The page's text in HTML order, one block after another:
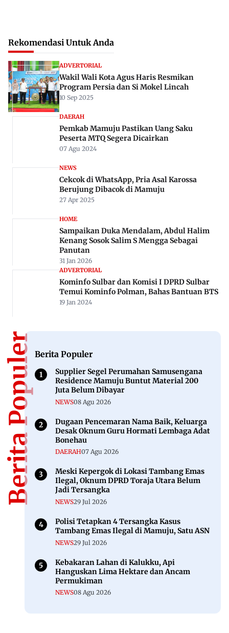
Rekomendasi Untuk Anda
ADVERTORIAL
Wakil Wali Kota Agus Haris Resmikan
Program Persia dan Si Mokel Lincah
10 Sep 2025
DAERAH
Pemkab Mamuju Pastikan Uang Saku
Peserta MTQ Segera Dicairkan
07 Agu 2024
NEWS
Cekcok di WhatsApp, Pria Asal Karossa
Berujung Dibacok di Mamuju
27 Apr 2025
HOME
Sampaikan Duka Mendalam, Abdul Halim
Kenang Sosok Salim S Mengga Sebagai
Panutan
31 Jan 2026
ADVERTORIAL
Kominfo Sulbar dan Komisi I DPRD Sulbar
Temui Kominfo Polman, Bahas Bantuan BTS
19 Jan 2024
Berita PopulerBerita Populer
Supplier Segel Perumahan Samusengana
Residence Mamuju Buntut Material 200
Juta Belum Dibayar
NEWS08 Agu 2026
Dugaan Pencemaran Nama Baik, Keluarga
Desak Oknum Guru Hormati Lembaga Adat
Bonehau
DAERAH07 Agu 2026
Meski Kepergok di Lokasi Tambang Emas
Ilegal, Oknum DPRD Toraja Utara Belum
Jadi Tersangka
NEWS29 Jul 2026
Polisi Tetapkan 4 Tersangka Kasus
Tambang Emas Ilegal di Mamuju, Satu ASN
NEWS29 Jul 2026
Kebakaran Lahan di Kalukku, Api
Hanguskan Lima Hektare dan Ancam
Permukiman
NEWS08 Agu 2026